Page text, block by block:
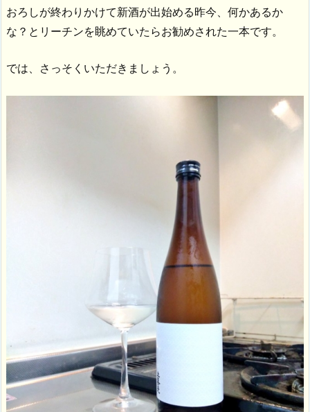
おろしが終わりかけて新酒が出始める昨今、何かあるか
な？とリーチンを眺めていたらお勧めされた一本です。
では、さっそくいただきましょう。